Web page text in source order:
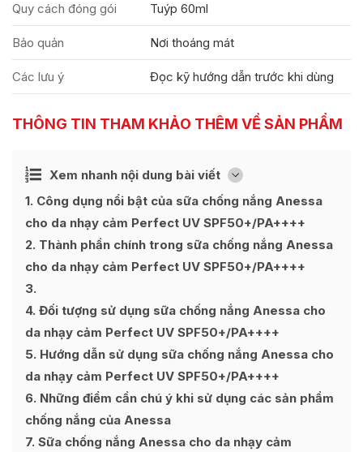
Quy cách đóng gói Tuýp 60ml
Bảo quản Nơi thoáng mát
Các lưu ý Đọc kỹ hướng dẫn trước khi dùng
THÔNG TIN THAM KHẢO THÊM VỀ SẢN PHẨM
Xem nhanh nội dung bài viết [
Ẩn
1 Công dụng nổi bật của sữa chống nắng Anessa
cho da nhạy cảm Perfect UV SPF50+/PA++++
2 Thành phần chính trong sữa chống nắng Anessa
cho da nhạy cảm Perfect UV SPF50+/PA++++
3
4 Đối tượng sử dụng sữa chống nắng Anessa cho
da nhạy cảm Perfect UV SPF50+/PA++++
5 Hướng dẫn sử dụng sữa chống nắng Anessa cho
da nhạy cảm Perfect UV SPF50+/PA++++
6 Những điểm cần chú ý khi sử dụng các sản phẩm
chống nắng của Anessa
7 Sữa chống nắng Anessa cho da nhạy cảm